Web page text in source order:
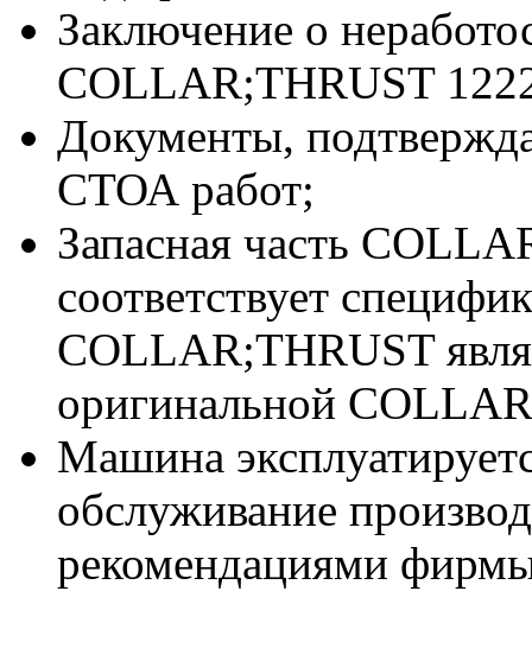
Заключение о
COLLAR;THRUST
Документы,
СТОА работ;
Запасная часть
соответствует
COLLAR;THRUST
оригинальной
Машина
обслуживание
рекомендациями